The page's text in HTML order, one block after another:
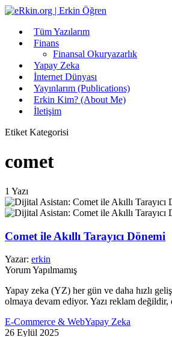
Tüm Yazılarım
Finans
Finansal Okuryazarlık
Yapay Zeka
İnternet Dünyası
Yayınlarım (Publications)
Erkin Kim? (About Me)
İletişim
Etiket Kategorisi
comet
1 Yazı
Comet ile Akıllı Tarayıcı Dönemi
Yazar: erkin
Yorum Yapılmamış
Yapay zeka (YZ) her gün ve daha hızlı
olmaya devam ediyor. Yazı reklam değildir,
E-Commerce & WebYapay Zeka
26 Eylül 2025